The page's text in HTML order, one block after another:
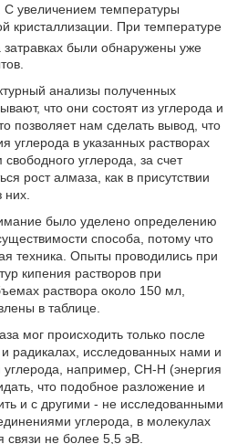
С увеличением температуры
кристаллизации. При температуре
были обнаружены уже
анализы полученных
что они состоят из углерода и
позволяет нам сделать вывод, что
углерода в указанных растворах
углерода, за счет
рост алмаза, как в присутствии
них.
было уделено определению
способа, потому что
техника. Опыты проводились при
кипения растворов при
раствора около 150 мл,
в таблице.
мог происходить только после
радикалах, исследованных нами и
например, СН-Н (энергия
что подобное разложение и
и с другими - не исследованными
углерода, в молекулах
связи не более 5,5 эВ.